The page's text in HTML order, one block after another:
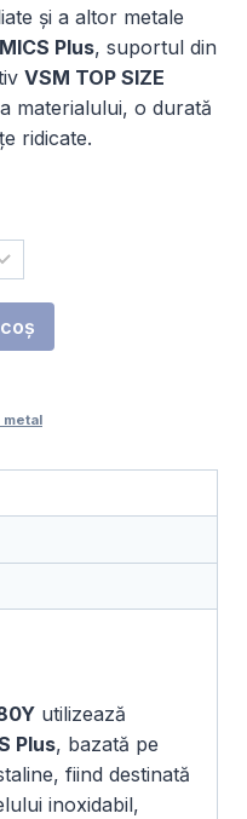
lei
și a altor metale
Plus, suportul din
VSM TOP SIZE
materialului, o durată
ridicate.
metal
utilizează
Plus, bazată pe
fiind destinată
inoxidabil,